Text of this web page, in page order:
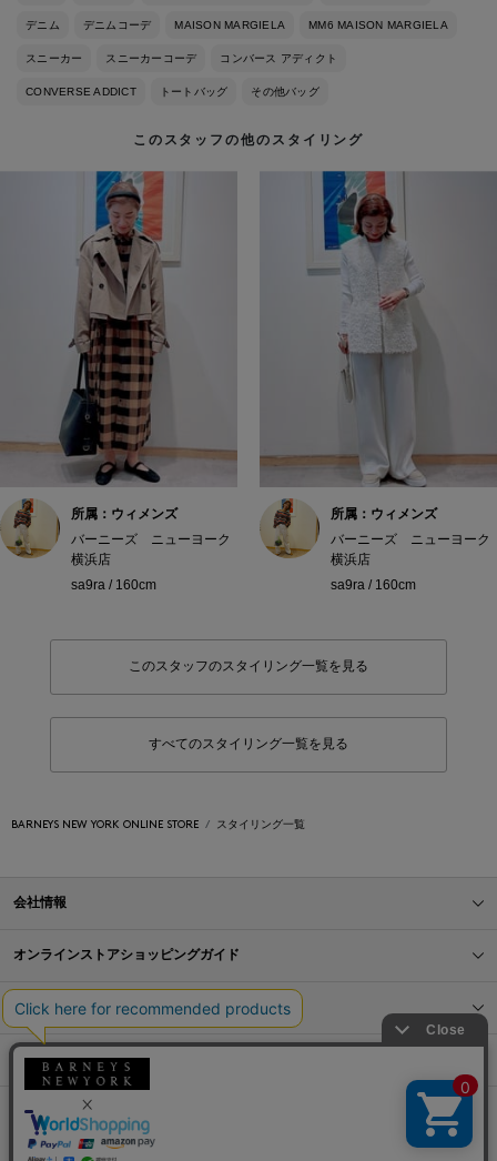
デニム デニムコーデ MAISON MARGIELA MM6 MAISON MARGIELA
スニーカー スニーカーコーデ コンバース アディクト
CONVERSE ADDICT トートバッグ その他バッグ
このスタッフの他のスタイリング
所属：ウィメンズ
バーニーズ ニューヨーク
横浜店
sa9ra / 160cm
所属：ウィメンズ
バーニーズ ニューヨーク
横浜店
sa9ra / 160cm
このスタッフのスタイリング一覧を見る
すべてのスタイリング一覧を見る
BARNEYS NEW YORK ONLINE STORE スタイリング一覧
会社情報
オンラインストアショッピングガイド
店舗情報
サービス